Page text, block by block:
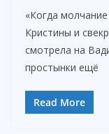
«Когда
Кристины и
смотрела на
простынки ещё
Read More